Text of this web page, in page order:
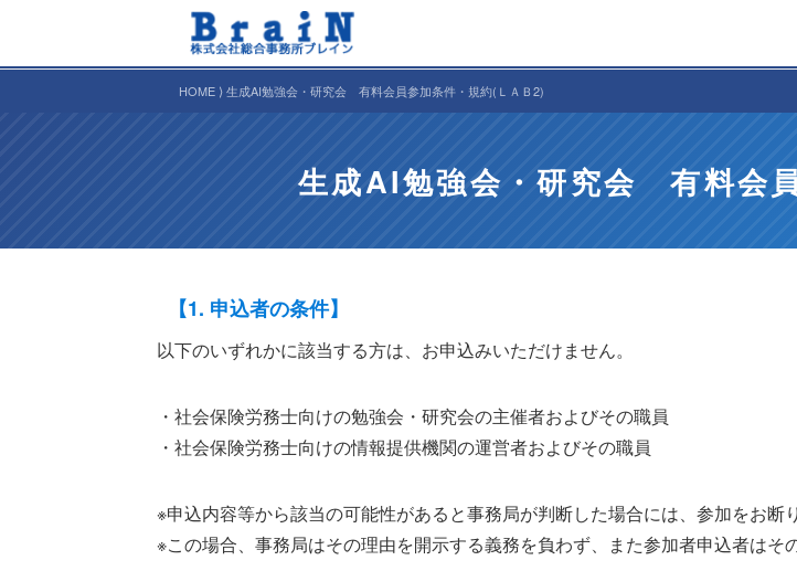
HOME ⟩ 生成AI勉強会・研究会 有料会員参加条件・規約(ＬＡＢ2)
生成AI勉強会・研究会 有料会
【1. 申込者の条件】
以下のいずれかに該当する方は、お申込みいただけません。
・社会保険労務士向けの勉強会・研究会の主催者およびその職員
・社会保険労務士向けの情報提供機関の運営者およびその職員
※申込内容等から該当の可能性があると事務局が判断した場合には、参加をお断
※この場合、事務局はその理由を開示する義務を負わず、また参加者申込者はそ